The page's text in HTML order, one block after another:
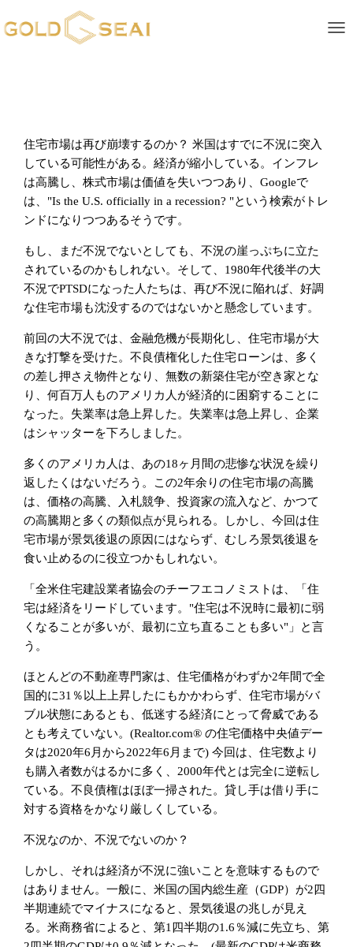
住宅市場は再び崩壊するのか？ 米国はすでに不況に突入
している可能性がある。経済が縮小している。インフレ
は高騰し、株式市場は価値を失いつつあり、Googleで
は、"Is the U.S. officially in a recession? "という検索がトレ
ンドになりつつあるそうです。
もし、まだ不況でないとしても、不況の崖っぷちに立た
されているのかもしれない。そして、1980年代後半の大
不況でPTSDになった人たちは、再び不況に陥れば、好調
な住宅市場も沈没するのではないかと懸念しています。
前回の大不況では、金融危機が長期化し、住宅市場が大
きな打撃を受けた。不良債権化した住宅ローンは、多く
の差し押さえ物件となり、無数の新築住宅が空き家とな
り、何百万人ものアメリカ人が経済的に困窮することに
なった。失業率は急上昇した。失業率は急上昇し、企業
はシャッターを下ろしました。
多くのアメリカ人は、あの18ヶ月間の悲惨な状況を繰り
返したくはないだろう。この2年余りの住宅市場の高騰
は、価格の高騰、入札競争、投資家の流入など、かつて
の高騰期と多くの類似点が見られる。しかし、今回は住
宅市場が景気後退の原因にはならず、むしろ景気後退を
食い止めるのに役立つかもしれない。
「全米住宅建設業者協会のチーフエコノミストは、「住
宅は経済をリードしています。"住宅は不況時に最初に弱
くなることが多いが、最初に立ち直ることも多い"」と言
う。
ほとんどの不動産専門家は、住宅価格がわずか2年間で全
国的に31％以上上昇したにもかかわらず、住宅市場がバ
ブル状態にあるとも、低迷する経済にとって脅威である
とも考えていない。(Realtor.com® の住宅価格中央値デー
タは2020年6月から2022年6月まで) 今回は、住宅数より
も購入者数がはるかに多く、2000年代とは完全に逆転し
ている。不良債権はほぼ一掃された。貸し手は借り手に
対する資格をかなり厳しくしている。
不況なのか、不況でないのか？
しかし、それは経済が不況に強いことを意味するもので
はありません。一般に、米国の国内総生産（GDP）が2四
半期連続でマイナスになると、景気後退の兆しが見え
る。米商務省によると、第1四半期の1.6％減に先立ち、第